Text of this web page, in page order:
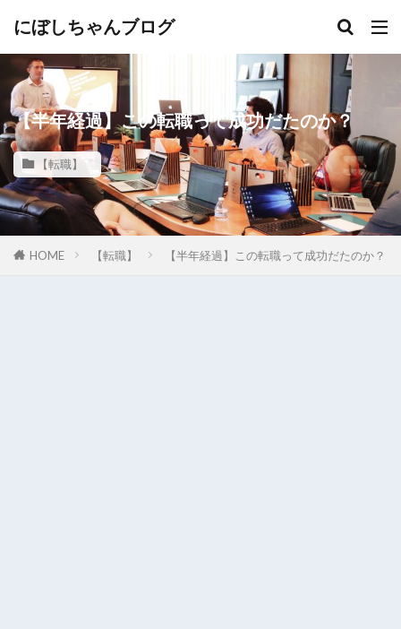
にぼしちゃんブログ
【半年経過】この転職って成功だたのか？
【転職】
HOME 【転職】 【半年経過】この転職って成功だたのか？